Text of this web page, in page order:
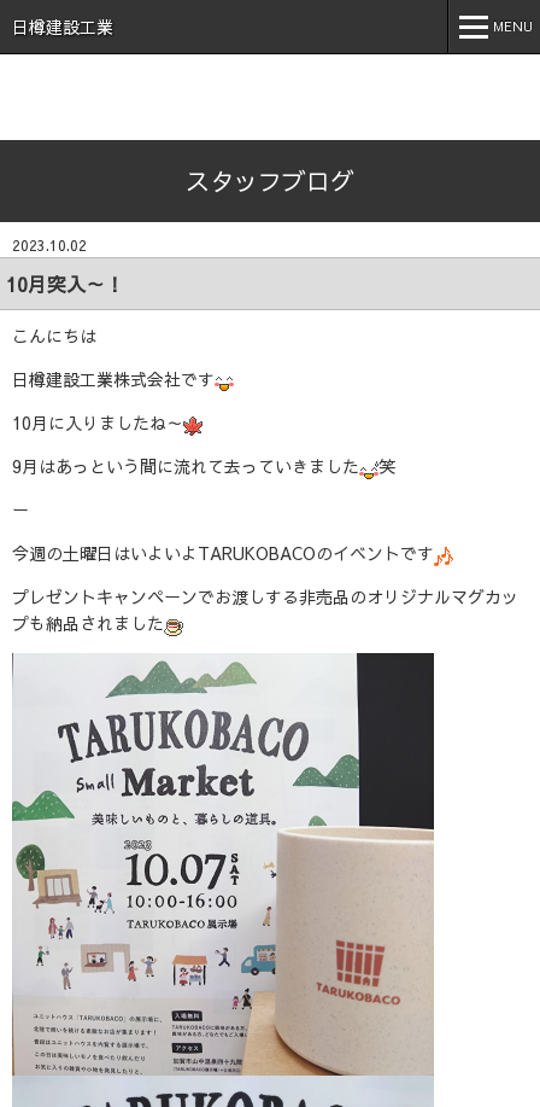
式会社 日樽 建設 土木 建築 新築 戸建 工事 解体 地元 安
心 誠実 コロナ 空気触媒 酸素クラスター オゾン 不活化
日樽建設工業 MENU
事業内容
実績紹介
施工事例
採用情報
スタッフブログ
お問い合わせ
スタッフブログ
2023.10.02
10月突入～！
こんにちは
日樽建設工業株式会社です
10月に入りましたね～
9月はあっという間に流れて去っていきました
笑
ー
今週の土曜日はいよいよTARUKOBACOのイベントです
プレゼントキャンペーンでお渡しする非売品のオリジナルマグカッ
プも納品されました